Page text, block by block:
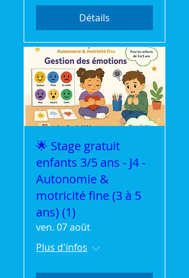
Détails
🌟 Stage gratuit
enfants 3/5 ans - J4 -
Autonomie &
motricité fine (3 à 5
ans) (1)
ven. 07 août
Plus d'infos